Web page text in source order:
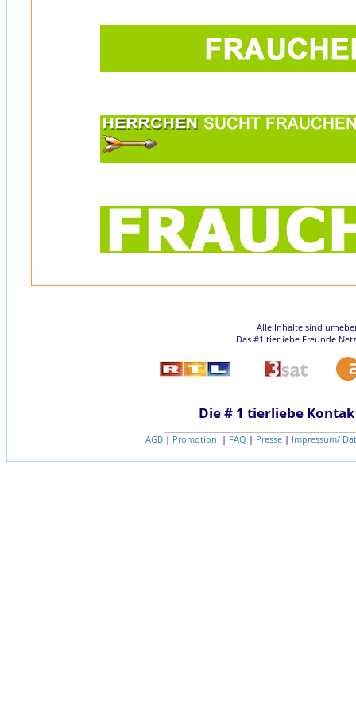
Alle Inhalte sind
Das #1 tierliebe Freunde
Die # 1 tierliebe
AGB | Promotion | FAQ | Presse | Impressum/